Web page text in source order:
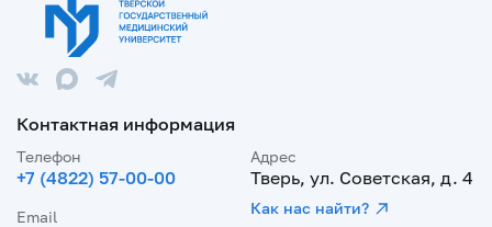
Контактная информация
Телефон
+7 (4822) 57-00-00
Email
Адрес
Тверь, ул. Советская, д. 4
Как нас найти?